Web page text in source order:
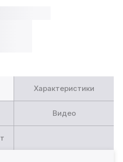
Характеристики
Видео